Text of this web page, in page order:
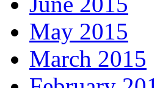
May 2015
March 2015